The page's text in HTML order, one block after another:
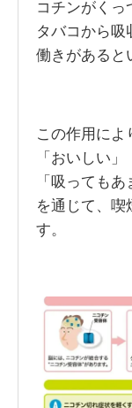
コチンがくっ
タバコから吸
働きがあると
この作用によ
「おいしい
「吸っても
を通じて、喫
す。